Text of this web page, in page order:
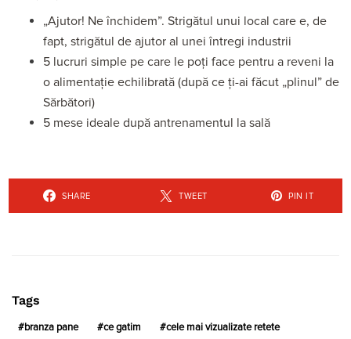
„Ajutor! Ne închidem”. Strigătul unui local care e, de
fapt, strigătul de ajutor al unei întregi industrii
5 lucruri simple pe care le poți face pentru a reveni la
o alimentație echilibrată (după ce ți-ai făcut „plinul” de
Sărbători)
5 mese ideale după antrenamentul la sală
SHARE TWEET PIN IT
Tags
branza pane ce gatim cele mai vizualizate retete